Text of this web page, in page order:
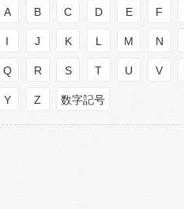
A B C D E F
I J K L M N
Q R S T U V
Y Z 数字記号